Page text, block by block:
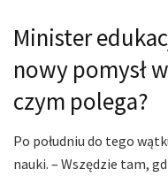
Minister
nowy pomysł
czym polega?
Po południu do tego
nauki. – Wszędzie tam,